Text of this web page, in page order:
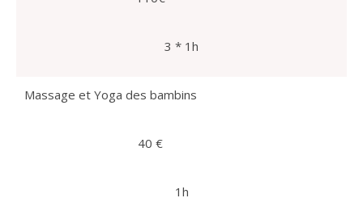
3 * 1h
Massage et Yoga des bambins
40 €
1h